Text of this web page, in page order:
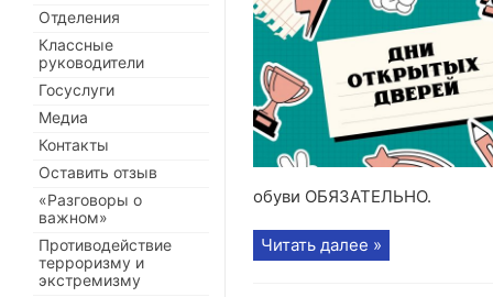
обуви ОБЯЗАТЕЛЬНО.
Читать далее »
Отделения
Классные
руководители
Госуслуги
Медиа
Контакты
Оставить отзыв
«Разговоры о
важном»
Противодействие
терроризму и
экстремизму